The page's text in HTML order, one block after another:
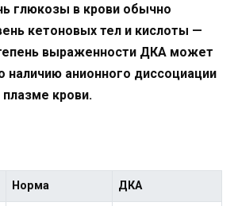
глюкозы в крови обычно
кетоновых тел и кислоты —
выраженности ДКА может
наличию анионного диссоциации
крови.
Норма ДКА